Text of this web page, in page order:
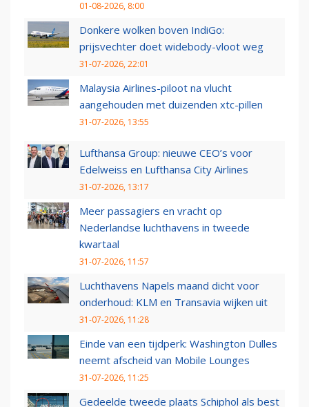
01-08-2026, 8:00
Donkere wolken boven IndiGo:
prijsvechter doet widebody-vloot weg
31-07-2026, 22:01
Malaysia Airlines-piloot na vlucht
aangehouden met duizenden xtc-pillen
31-07-2026, 13:55
Lufthansa Group: nieuwe CEO’s voor
Edelweiss en Lufthansa City Airlines
31-07-2026, 13:17
Meer passagiers en vracht op
Nederlandse luchthavens in tweede
kwartaal
31-07-2026, 11:57
Luchthavens Napels maand dicht voor
onderhoud: KLM en Transavia wijken uit
31-07-2026, 11:28
Einde van een tijdperk: Washington Dulles
neemt afscheid van Mobile Lounges
31-07-2026, 11:25
Gedeelde tweede plaats Schiphol als best